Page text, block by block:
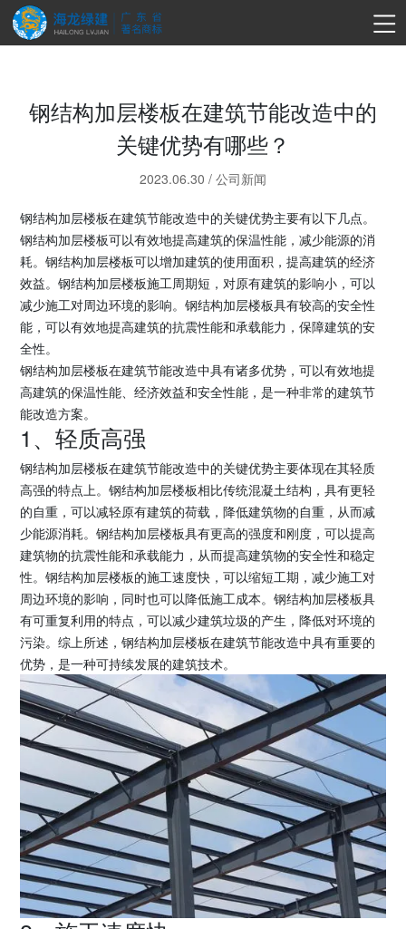
钢结构加层楼板在建筑节能改造中的
关键优势有哪些？
2023.06.30 / 公司新闻
钢结构加层楼板在建筑节能改造中的关键优势主要有以下几点。
钢结构加层楼板可以有效地提高建筑的保温性能，减少能源的消
耗。钢结构加层楼板可以增加建筑的使用面积，提高建筑的经济
效益。钢结构加层楼板施工周期短，对原有建筑的影响小，可以
减少施工对周边环境的影响。钢结构加层楼板具有较高的安全性
能，可以有效地提高建筑的抗震性能和承载能力，保障建筑的安
全性。
钢结构加层楼板在建筑节能改造中具有诸多优势，可以有效地提
高建筑的保温性能、经济效益和安全性能，是一种非常的建筑节
能改造方案。
1、轻质高强
钢结构加层楼板在建筑节能改造中的关键优势主要体现在其轻质
高强的特点上。钢结构加层楼板相比传统混凝土结构，具有更轻
的自重，可以减轻原有建筑的荷载，降低建筑物的自重，从而减
少能源消耗。钢结构加层楼板具有更高的强度和刚度，可以提高
建筑物的抗震性能和承载能力，从而提高建筑物的安全性和稳定
性。钢结构加层楼板的施工速度快，可以缩短工期，减少施工对
周边环境的影响，同时也可以降低施工成本。钢结构加层楼板具
有可重复利用的特点，可以减少建筑垃圾的产生，降低对环境的
污染。综上所述，钢结构加层楼板在建筑节能改造中具有重要的
优势，是一种可持续发展的建筑技术。